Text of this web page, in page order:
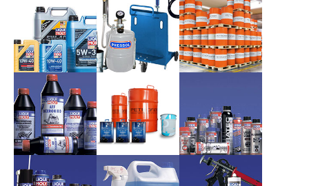
Моторні
оливи
Liqui Moly
Устаткування
для заміни
оливи
Pressol
Лиття під
тиском та
гаряче
формування
Petrofer